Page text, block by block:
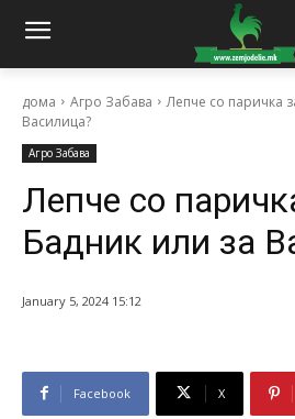
дома Агро Забава
Лепче со паричка
Василица?
Агро Забава
Лепче со
Бадник или за
January 5, 2024 15:12
Facebook X